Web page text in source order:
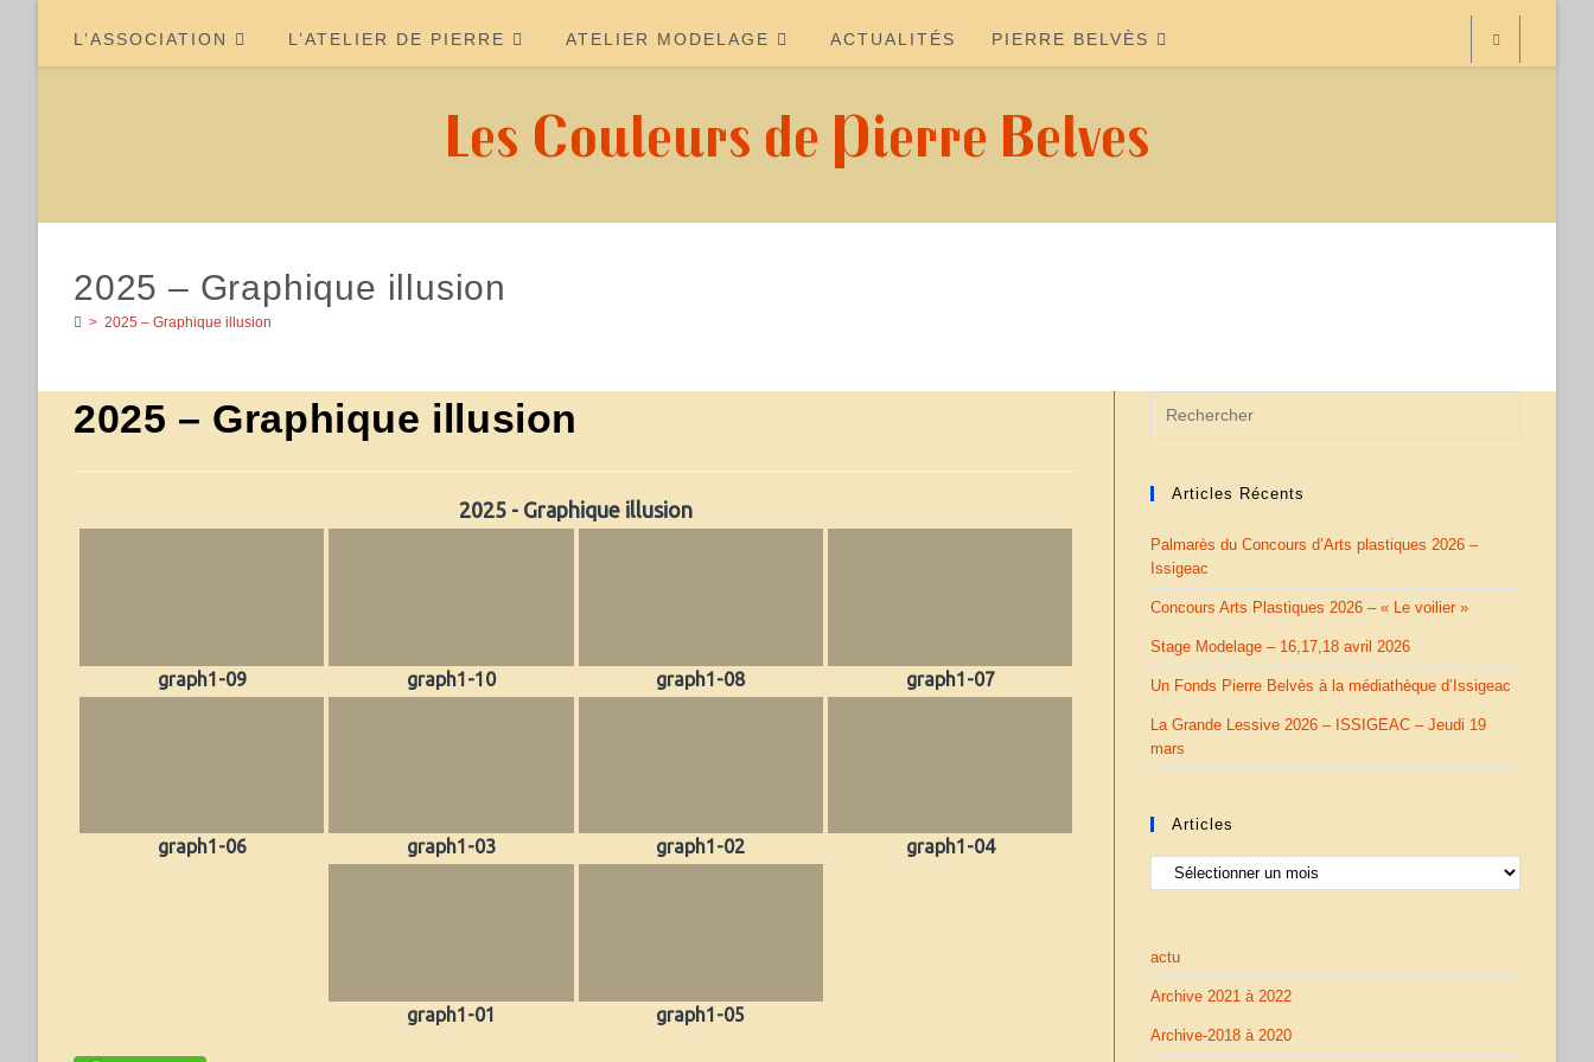
content
L’ASSOCIATION L’ATELIER DE PIERRE ATELIER MODELAGE ACTUALITÉS PIERRE BELVÈS
Les Couleurs de Pierre Belves
2025 – Graphique illusion
> 2025 – Graphique illusion
2025 – Graphique illusion
2025 - Graphique illusion
graph1-09 graph1-10 graph1-08 graph1-07
graph1-06 graph1-03 graph1-02 graph1-04
graph1-01 graph1-05
Articles Récents
Palmarès du Concours d’Arts plastiques 2026 –
Issigeac
Concours Arts Plastiques 2026 – « Le voilier »
Stage Modelage – 16,17,18 avril 2026
Un Fonds Pierre Belvès à la médiathèque d’Issigeac
La Grande Lessive 2026 – ISSIGEAC – Jeudi 19
mars
Articles
Articles
actu
Archive 2021 à 2022
Archive-2018 à 2020